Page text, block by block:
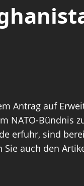
Antrag auf
NATO-Bündnis
erfuhr, sind
auch den